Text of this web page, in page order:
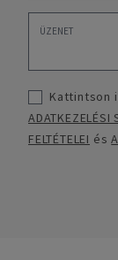
Kattintson
ADATKEZELÉSI
FELTÉTELEI és